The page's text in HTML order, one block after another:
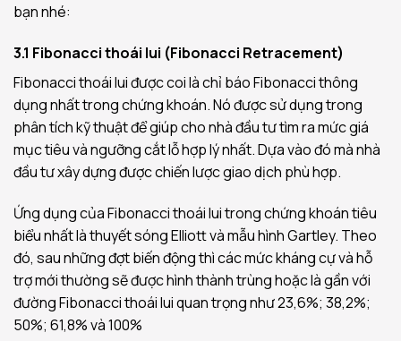
bạn nhé:
3.1 Fibonacci thoái lui (Fibonacci Retracement)
Fibonacci thoái lui được coi là chỉ báo Fibonacci thông
dụng nhất trong chứng khoán. Nó được sử dụng trong
phân tích kỹ thuật để giúp cho nhà đầu tư tìm ra mức giá
mục tiêu và ngưỡng cắt lỗ hợp lý nhất. Dựa vào đó mà nhà
đầu tư xây dựng được chiến lược giao dịch phù hợp.
Ứng dụng của Fibonacci thoái lui trong chứng khoán tiêu
biểu nhất là thuyết sóng Elliott và mẫu hình Gartley. Theo
đó, sau những đợt biến động thì các mức kháng cự và hỗ
trợ mới thường sẽ được hình thành trùng hoặc là gần với
đường Fibonacci thoái lui quan trọng như 23,6%; 38,2%;
50%; 61,8% và 100%